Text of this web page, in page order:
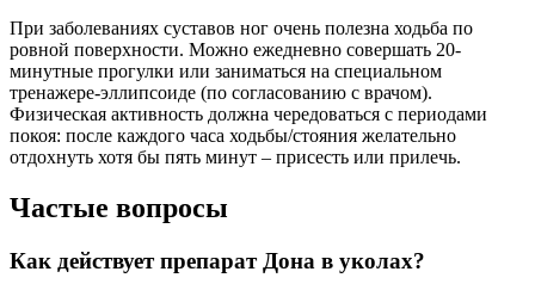
При заболеваниях суставов ног очень полезна ходьба по
ровной поверхности. Можно ежедневно совершать 20-
минутные прогулки или заниматься на специальном
тренажере-эллипсоиде (по согласованию с врачом).
Физическая активность должна чередоваться с периодами
покоя: после каждого часа ходьбы/стояния желательно
отдохнуть хотя бы пять минут – присесть или прилечь.
Частые вопросы
Как действует препарат Дона в уколах?